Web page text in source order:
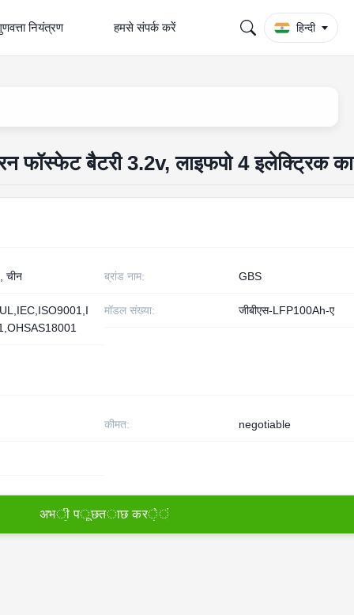
नियंत्रण हमसे संपर्क करें हिन्दी
फॉस्फेट बैटरी 3.2v, लाइफपो 4 इलेक्ट्रिक
चीन ब्रांड नाम: GBS
मॉडल संख्या: जीबीएस-LFP100Ah-ए
कीमत: negotiable
अभी पूछताछ करें